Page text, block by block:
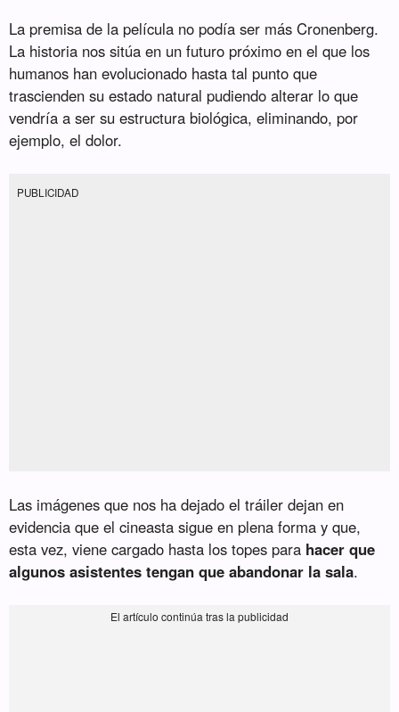
La premisa de la película no podía ser más Cronenberg.
La historia nos sitúa en un futuro próximo en el que los
humanos han evolucionado hasta tal punto que
trascienden su estado natural pudiendo alterar lo que
vendría a ser su estructura biológica, eliminando, por
ejemplo, el dolor.
PUBLICIDAD
Las imágenes que nos ha dejado el tráiler dejan en
evidencia que el cineasta sigue en plena forma y que,
esta vez, viene cargado hasta los topes para hacer que
algunos asistentes tengan que abandonar la sala.